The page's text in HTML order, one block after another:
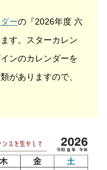
ーの『2026年度 六
す。スターカレン
ンのカレンダーを
がありますので、